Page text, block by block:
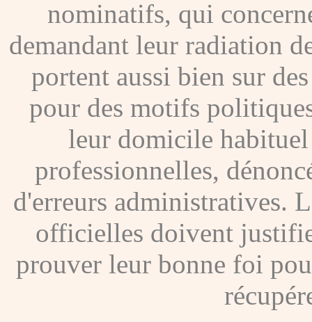
nominatifs, qui
demandant leur radiation
portent aussi bien sur
pour des motifs
leur domicile
professionnelles,
d'erreurs administratives.
officielles doivent
prouver leur bonne foi